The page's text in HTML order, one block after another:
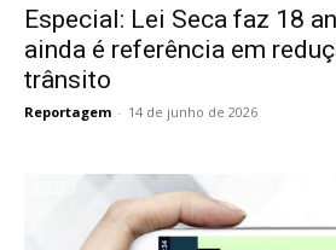
Especial: Lei Seca faz 18
ainda é referência em
trânsito
Reportagem - 14 de junho de 2026